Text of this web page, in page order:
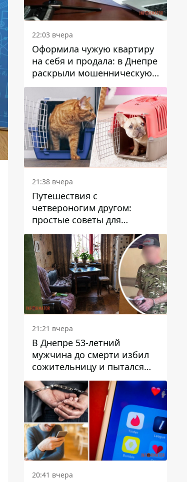
22:03 вчера
Оформила чужую квартиру
на себя и продала: в Днепре
раскрыли мошенническую
схему с недвижимостью
21:38 вчера
Путешествия с
четвероногим другом:
простые советы для
поездок с животными
21:21 вчера
В Днепре 53-летний
мужчина до смерти избил
сожительницу и пытался
скрыть преступление:
детали
20:41 вчера